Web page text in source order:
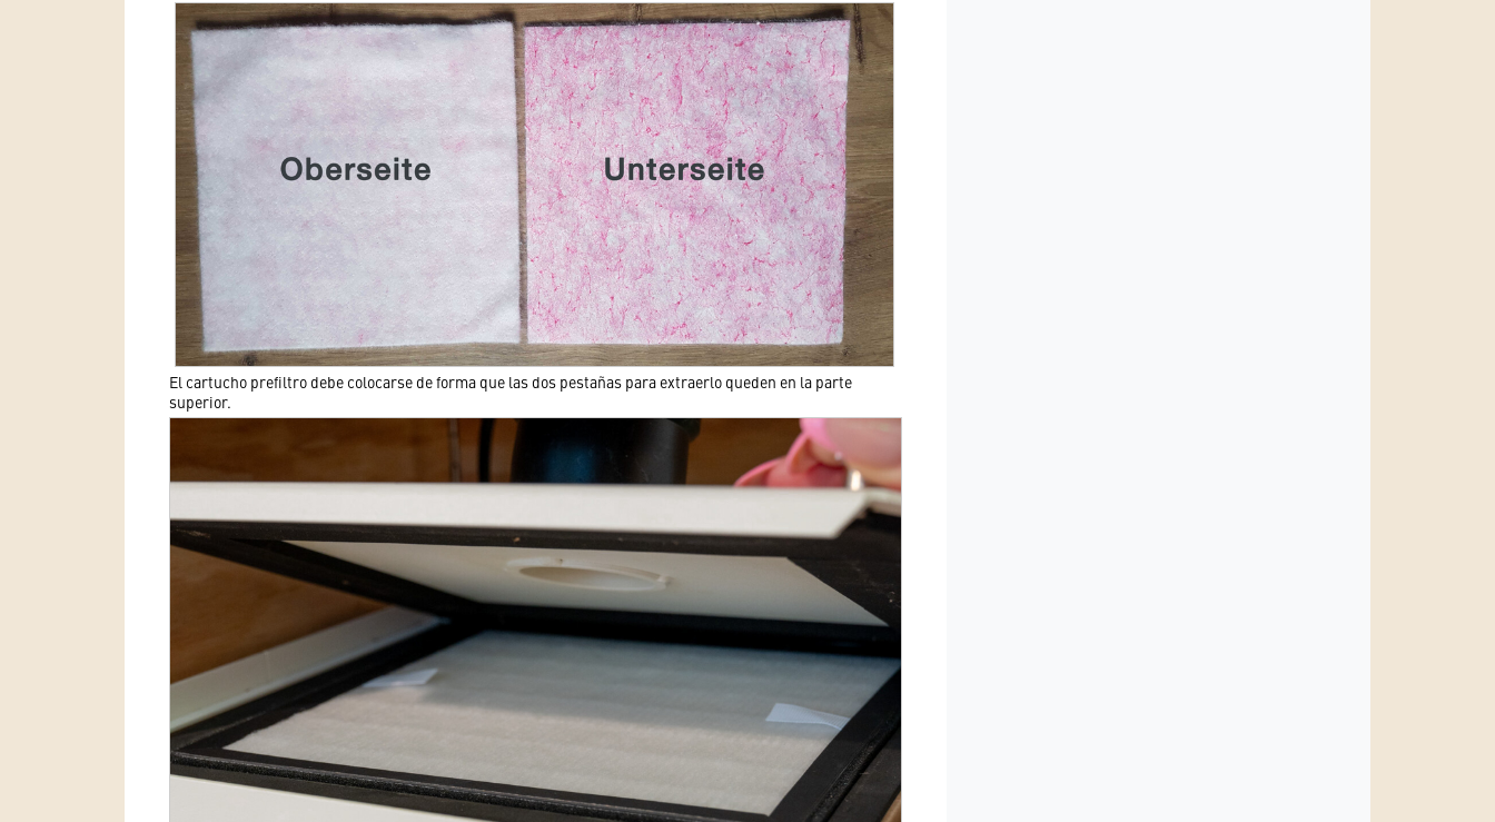
El cartucho prefiltro debe colocarse de forma que las dos pestañas para extraerlo queden en la parte
superior.